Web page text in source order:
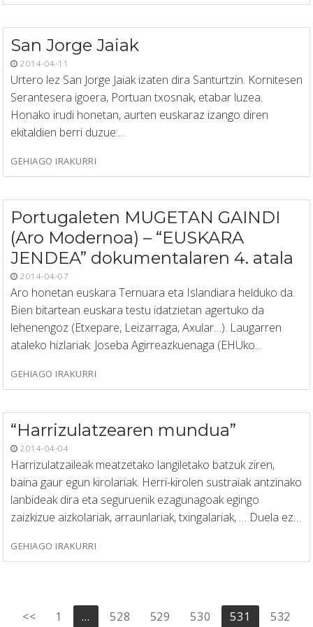
San Jorge Jaiak
2014-04-11
Urtero lez San Jorge Jaiak izaten dira Santurtzin. Kornitesen
Serantesera igoera, Portuan txosnak, etabar luzea.
Honako irudi honetan, aurten euskaraz izango diren
ekitaldien berri duzue:…
GEHIAGO IRAKURRI
Portugaleten MUGETAN GAINDI
(Aro Modernoa) – “EUSKARA
JENDEA” dokumentalaren 4. atala
2014-04-07
Aro honetan euskara Ternuara eta Islandiara helduko da.
Bien bitartean euskara testu idatzietan agertuko da
lehenengoz (Etxepare, Leizarraga, Axular…). Laugarren
ataleko hizlariak: Joseba Agirreazkuenaga (EHUko…
GEHIAGO IRAKURRI
“Harrizulatzearen mundua”
2014-04-04
Harrizulatzaileak meatzetako langiletako batzuk ziren,
baina gaur egun kirolariak. Herri-kirolen sustraiak antzinako
lanbideak dira eta seguruenik ezagunagoak egingo
zaizkizue aizkolariak, arraunlariak, txingalariak, … Duela ez…
GEHIAGO IRAKURRI
Posts
<< 1 … 528 529 530 531
532